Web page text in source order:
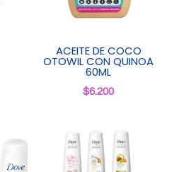
ACEITE DE COCO
OTOWIL CON QUINOA
60ML
$6.200